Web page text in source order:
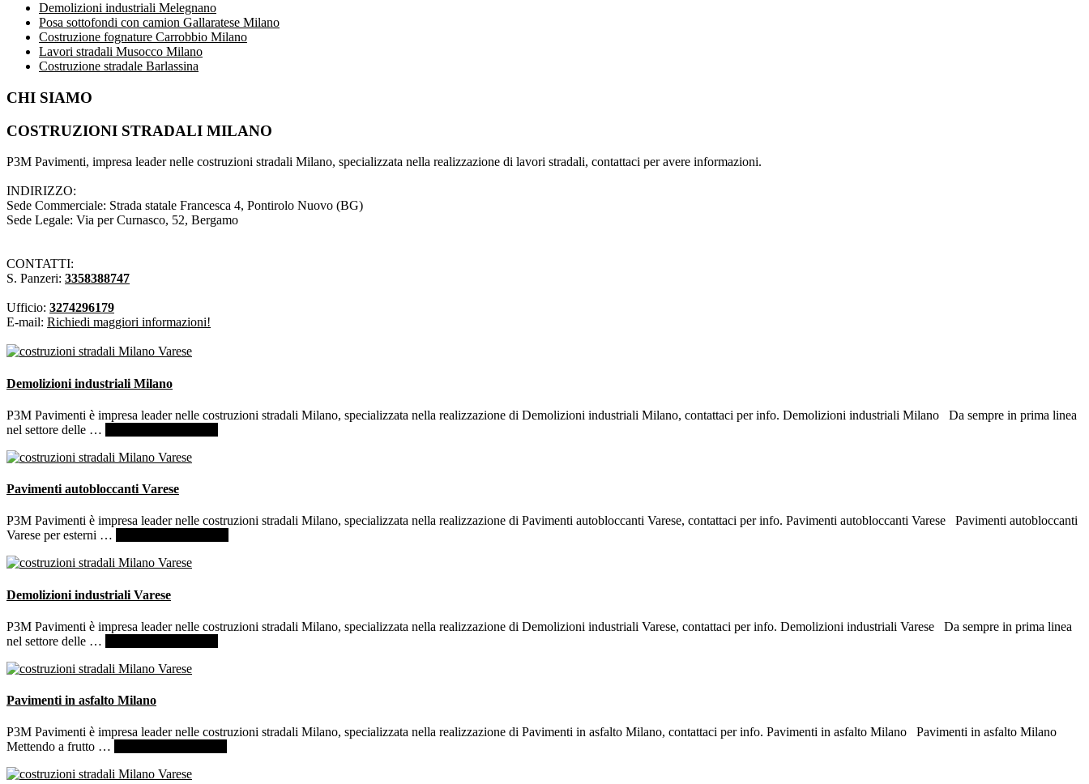
Demolizioni industriali Melegnano
Posa sottofondi con camion Gallaratese Milano
Costruzione fognature Carrobbio Milano
Lavori stradali Musocco Milano
Costruzione stradale Barlassina
Barra
laterale
primaria
CHI SIAMO
COSTRUZIONI STRADALI MILANO
P3M Pavimenti, impresa leader nelle costruzioni stradali Milano, specializzata nella realizzazione di lavori stradali, contattaci per avere informazioni.
INDIRIZZO:
Sede Commerciale: Strada statale Francesca 4, Pontirolo Nuovo (BG)
Sede Legale: Via per Curnasco, 52, Bergamo
CONTATTI:
S. Panzeri: 3358388747
Ufficio: 3274296179
E-mail: Richiedi maggiori informazioni!
Demolizioni industriali Milano
P3M Pavimenti è impresa leader nelle costruzioni stradali Milano, specializzata nella realizzazione di Demolizioni industriali Milano, contattaci per info. Demolizioni industriali Milano Da sempre in prima linea
nel settore delle …
Pavimenti autobloccanti Varese
P3M Pavimenti è impresa leader nelle costruzioni stradali Milano, specializzata nella realizzazione di Pavimenti autobloccanti Varese, contattaci per info. Pavimenti autobloccanti Varese Pavimenti autobloccanti
Varese per esterni …
Demolizioni industriali Varese
P3M Pavimenti è impresa leader nelle costruzioni stradali Milano, specializzata nella realizzazione di Demolizioni industriali Varese, contattaci per info. Demolizioni industriali Varese Da sempre in prima linea
nel settore delle …
Pavimenti in asfalto Milano
P3M Pavimenti è impresa leader nelle costruzioni stradali Milano, specializzata nella realizzazione di Pavimenti in asfalto Milano, contattaci per info. Pavimenti in asfalto Milano Pavimenti in asfalto Milano
Mettendo a frutto …